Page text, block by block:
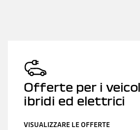
Offerte per i
ibridi ed elettrici
VISUALIZZARE LE OFFERTE